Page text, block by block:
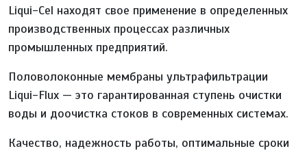
Liqui-Cel находят свое применение в определенных
производственных процессах различных
промышленных предприятий.
Половолоконные мембраны ультрафильтрации
Liqui-Flux — это гарантированная ступень очистки
воды и доочистка стоков в современных системах.
Качество, надежность работы, оптимальные сроки